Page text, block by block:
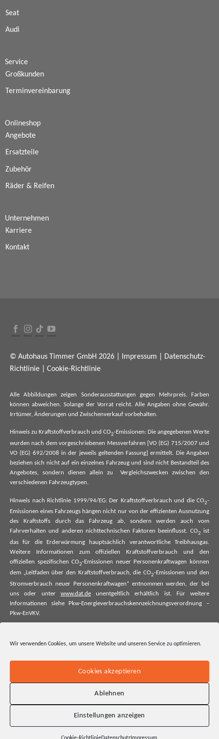
Wir verwenden Cookies, um unsere Website und unseren Service zu optimieren.
Cookies akzeptieren
Ablehnen
Einstellungen anzeigen
Seat
Audi
Service
Großkunden
Terminvereinbarung
Onlineshop
Angebote
Ersatzteile
Zubehör
Räder & Reifen
Unternehmen
Karriere
Kontakt
© Autohaus Timmer GmbH 2026 | Impressum
Datenschutz-
Richtlinie
Cookie-Richtlinie
Alle Abbildungen zeigen Sonderausstattungen gegen Mehrpreis. Farben
können abweichen. Solange der Vorrat reicht. Alle Angaben ohne Gewähr.
Irrtümer, Änderungen und Zwischenverkauf vorbehalten.
Hinweis zu Kraftstoffverbrauch und CO2-Emissionen: Die angegebenen Werte
wurden nach dem vorgeschriebenen Messverfahren [VO (EG) 715/2007 und
VO (EG) 692/2008 in der jeweils geltenden Fassung] ermittelt. Die Angaben
beziehen sich nicht auf ein einzelnes Fahrzeug und sind nicht Bestandteil des
Angebotes, sondern dienen allein zu Vergleichszwecken zwischen den
verschiedenen Fahrzeugtypen.
Hinweis nach Richtlinie 1999/94/EG: Der Kraftstoffverbrauch und die CO2-
Emissionen eines Fahrzeugs hängen nicht nur von der effizienten Ausnutzung
des Kraftstoffs durch das Fahrzeug ab, sondern werden auch vom
Fahrverhalten und anderen nichttechnischen Faktoren beeinflusst. CO2
ist
das für die Erderwärmung hauptsächlich verantwortliche Treibhausgas.
Weitere Informationen zum offiziellen Kraftstoffverbrauch und den
offiziellen spezifischen CO2-Emissionen neuer Personenkraftwagen können
dem „Leitfaden über den Kraftstoffverbrauch, die CO2-Emissionen und den
Stromverbrauch neuer Personenkraftwagen“ entnommen werden, der bei
uns oder unter www.dat.deunentgeltlich erhältlich ist. Für weitere
Informationen siehe Pkw-Energieverbrauchskennzeichnungsverordnung –
Pkw-EnVKV.
offiziellen spezifischen CO₂-Emissionen und ggf. zum Stromverbrauch neuer
offiziellen spezifischen CO₂-Emissionen und den offiziellen Stromverbrauch
neuer Pkw entnommen werden. Dieser ist an allen Verkaufsstellen und bei
der Deutschen Automobil Treuhand GmbH unentgeltlich erhältlich, sowie